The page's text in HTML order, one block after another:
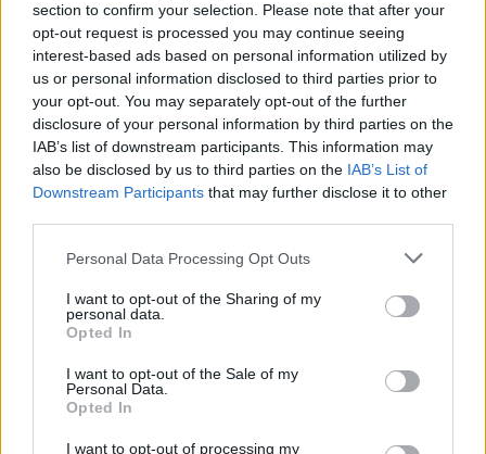
section to confirm your selection. Please note that after your
opt-out request is processed you may continue seeing
interest-based ads based on personal information utilized by
us or personal information disclosed to third parties prior to
your opt-out. You may separately opt-out of the further
disclosure of your personal information by third parties on the
IAB’s list of downstream participants. This information may
also be disclosed by us to third parties on the IAB’s List of
Downstream Participants that may further disclose it to other
Personal Data Processing Opt Outs
I want to opt-out of the Sharing of my
personal data.
Opted In
I want to opt-out of the Sale of my
Personal Data.
Opted In
I want to opt-out of processing my
Esim for Global|Esim for Europe|
Esim for Caribbean